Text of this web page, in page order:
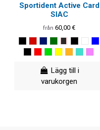
Sportident Active Card
SIAC
från60,00 €
Lägg till i
varukorgen